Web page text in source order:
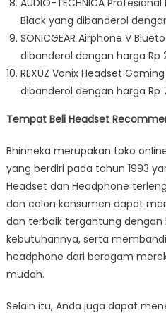
AUDIO-TECHNICA
Black yang dibanderol
SONICGEAR Airphone V
dibanderol dengan harga Rp
REXUZ Vonix Headset
dibanderol dengan harga Rp
Tempat Beli Headset
Bhinneka merupakan toko
yang berdiri pada tahun 1993
Headset dan Headphone
dan calon konsumen dapat
dan terbaik tergantung dengan
kebutuhannya, serta
headphone dari beragam
mudah.
Selain itu, Anda juga dapat